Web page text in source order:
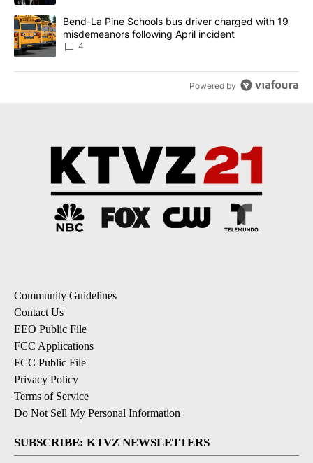
A trending article titled "Bend-La Pine Schools bus driver
Bend-La Pine Schools bus driver charged with 19
misdemeanors following April incident
4
Powered by
Community Guidelines
Contact Us
EEO Public File
FCC Applications
FCC Public File
Privacy Policy
Terms of Service
Do Not Sell My Personal Information
SUBSCRIBE: KTVZ NEWSLETTERS